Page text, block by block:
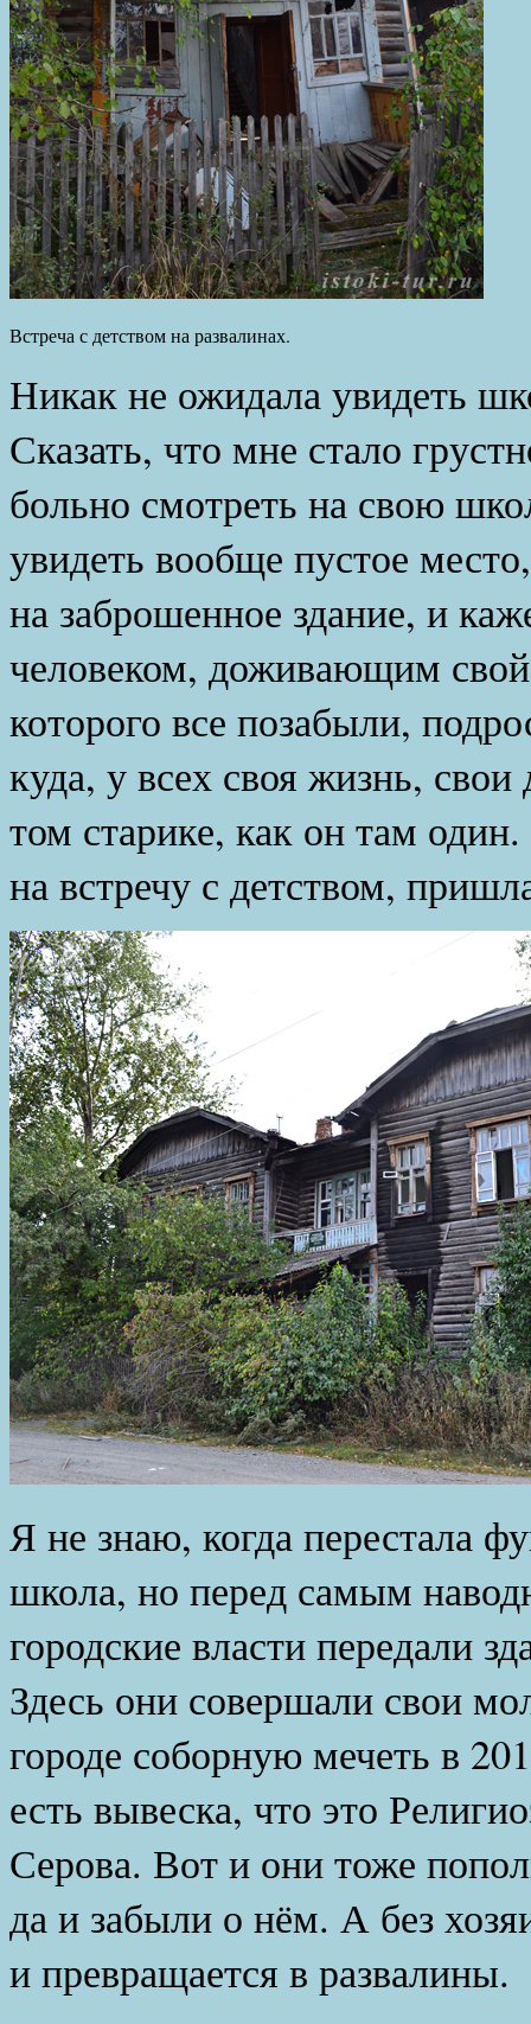
Встреча с детством на развалинах.
Никак не ожидала увидеть
Сказать, что мне стало
больно смотреть на свою
увидеть вообще пустое
на заброшенное здание, и
человеком, доживающим
которого все позабыли,
куда, у всех своя жизнь,
том старике, как он там
на встречу с детством,
Я не знаю, когда перестала
школа, но перед самым
городские власти передали
Здесь они совершали свои
городе соборную мечеть в
есть вывеска, что это
Серова. Вот и они тоже
да и забыли о нём. А без
и превращается в развалины.